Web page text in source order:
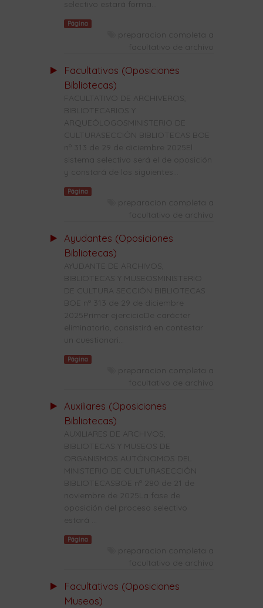
selectivo estará forma...
Página
preparacion completa a
facultativo de archivo
Facultativos (Oposiciones
Bibliotecas)
FACULTATIVO DE ARCHIVEROS,
BIBLIOTECARIOS Y
ARQUEÓLOGOSMINISTERIO DE
CULTURASECCIÓN BIBLIOTECAS BOE
nº 313 de 29 de diciembre 2025El
sistema selectivo será el de oposición
y constará de los siguientes...
Página
preparacion completa a
facultativo de archivo
Ayudantes (Oposiciones
Bibliotecas)
AYUDANTE DE ARCHIVOS,
BIBLIOTECAS Y MUSEOSMINISTERIO
DE CULTURA SECCIÓN BIBLIOTECAS
BOE nº 313 de 29 de diciembre
2025Primer ejercicioDe carácter
eliminatorio, consistirá en contestar
un cuestionari...
Página
preparacion completa a
facultativo de archivo
Auxiliares (Oposiciones
Bibliotecas)
AUXILIARES DE ARCHIVOS,
BIBLIOTECAS Y MUSEOS DE
ORGANISMOS AUTÓNOMOS DEL
MINISTERIO DE CULTURASECCIÓN
BIBLIOTECASBOE nº 280 de 21 de
noviembre de 2025La fase de
oposición del proceso selectivo
estará ...
Página
preparacion completa a
facultativo de archivo
Facultativos (Oposiciones
Museos)